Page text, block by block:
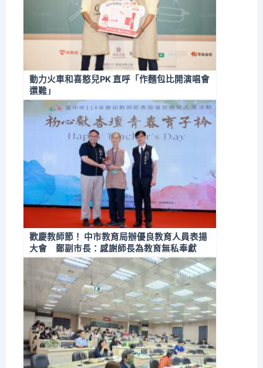
動力火車和喜憨兒PK 直呼「作麵包比開演唱會
還難」
歡慶教師節！ 中市教育局辦優良教育人員表揚
大會 鄭副市長：感謝師長為教育無私奉獻